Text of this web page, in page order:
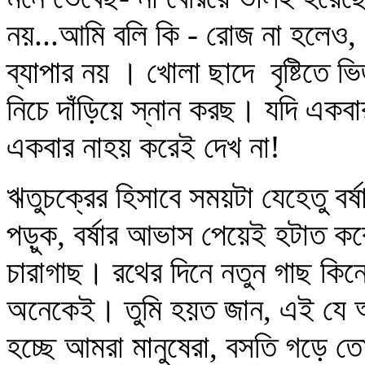
নয়...আমি বলি কি - রোজ না হলেও,
ব্যাপার নয় । খোলা ছাদে বৃষ্টিতে
নিচে দাঁড়িয়ে স্নান করছ। যদি
একবার নাহয় করেই দেখ না!
ঋতুচক্রের হিসাবে সময়টা যেহেতু
পড়ুক, বর্ষার আভাস পেয়েই হটাত
চারাগাছ। রথের দিনে নতুন গাছ
অনেকেই। তুমি হয়ত জান, এই যে
হচ্ছে আমরা মানুষেরা, বসতি গড়ে